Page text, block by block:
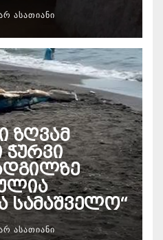
ᲐᲡᲐᲗᲘᲐᲜᲘ
ზღვამ
ჭურვი
სამაშველო“
ᲐᲡᲐᲗᲘᲐᲜᲘ